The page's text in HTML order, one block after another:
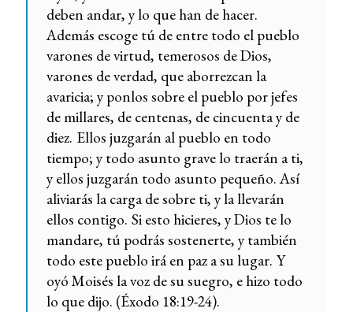
deben andar, y lo que han de hacer.
Además escoge tú de entre todo el pueblo
varones de virtud, temerosos de Dios,
varones de verdad, que aborrezcan la
avaricia; y ponlos sobre el pueblo por jefes
de millares, de centenas, de cincuenta y de
diez. Ellos juzgarán al pueblo en todo
tiempo; y todo asunto grave lo traerán a ti,
y ellos juzgarán todo asunto pequeño. Así
aliviarás la carga de sobre ti, y la llevarán
ellos contigo. Si esto hicieres, y Dios te lo
mandare, tú podrás sostenerte, y también
todo este pueblo irá en paz a su lugar. Y
oyó Moisés la voz de su suegro, e hizo todo
lo que dijo. (Éxodo 18:19-24).